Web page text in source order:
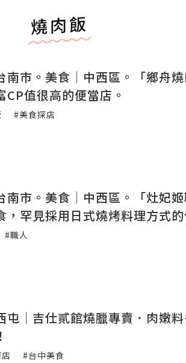
燒肉飯
南市。美食｜中西區。「鄉舟
CP值很高的便當店。
#美食探店
南市。美食｜中西區。「灶妃
，罕見採用日式燒烤料理方式的
#職人
屯｜吉仕貳館燒臘專賣．肉嫩
#台中美食